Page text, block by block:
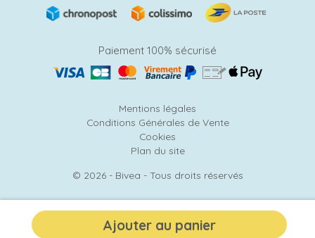
Ajouter au panier
Paiement 100% sécurisé
Mentions légales
Conditions Générales de Vente
Cookies
Plan du site
© 2026 - Bivea - Tous droits réservés